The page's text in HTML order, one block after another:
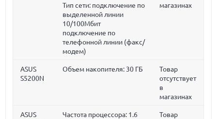
Тип сети: подключение по
выделенной линии
10/100Мбит
подключение по
телефонной линии (факс/
модем)
магазинах
ASUS
S5200N
Объем накопителя: 30 ГБ
Товар
отсутствует
в
магазинах
ASUS
Частота процессора: 1.6
Товар